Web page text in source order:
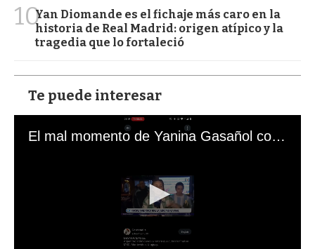
10Yan Diomande es el fichaje más caro en la
historia de Real Madrid: origen atípico y la
tragedia que lo fortaleció
Te puede interesar
El mal momento de Yanina Gasañol con un hincha argentino en "Subrayado"